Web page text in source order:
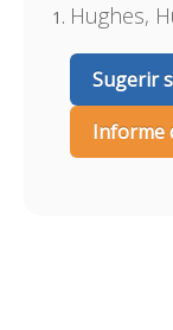
Hughes,
Sugerir
Informe